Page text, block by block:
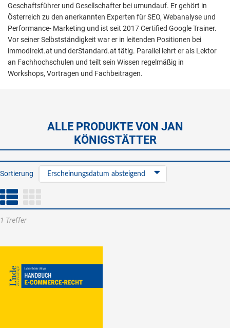
Geschaftsführer und Gesellschafter bei umundauf. Er gehört in
Österreich zu den anerkannten Experten für SEO, Webanalyse und
Performance- Marketing und ist seit 2017 Certified Google Trainer.
Vor seiner Selbstständigkeit war er in leitenden Positionen bei
immodirekt.at und derStandard.at tätig. Parallel lehrt er als Lektor
an Fachhochschulen und teilt sein Wissen regelmäßig in
Workshops, Vortragen und Fachbeitragen.
ALLE PRODUKTE VON JAN
KÖNIGSTÄTTER
Sortierung Erscheinungsdatum absteigend
1 Treffer